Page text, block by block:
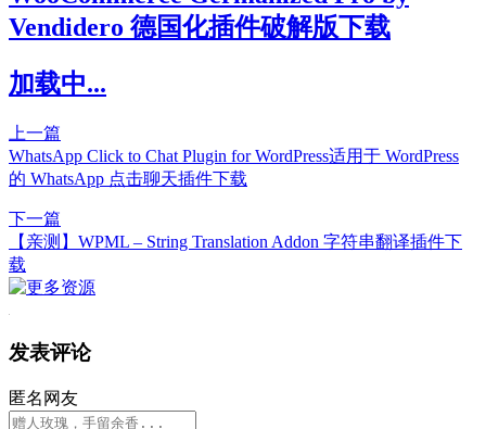
Vendidero 德国化插件破解版下载
加载中...
上一篇
WhatsApp Click to Chat Plugin for WordPress适用于 WordPress
的 WhatsApp 点击聊天插件下载
下一篇
【亲测】WPML – String Translation Addon 字符串翻译插件下
载
发表评论
匿名网友